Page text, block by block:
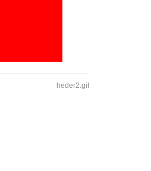
heder2.gif